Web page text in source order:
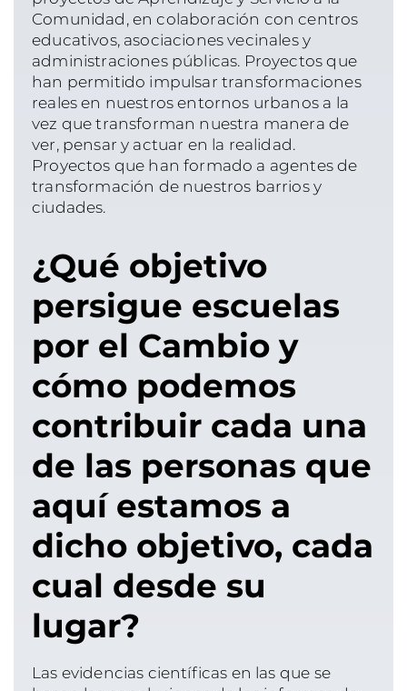
Comunidad, en colaboración con centros
educativos, asociaciones vecinales y
administraciones públicas. Proyectos que
han permitido impulsar transformaciones
reales en nuestros entornos urbanos a la
vez que transforman nuestra manera de
ver, pensar y actuar en la realidad.
Proyectos que han formado a agentes de
transformación de nuestros barrios y
ciudades.
¿Qué objetivo
persigue escuelas
por el Cambio y
cómo podemos
contribuir cada una
de las personas que
aquí estamos a
dicho objetivo, cada
cual desde su
lugar?
Las evidencias científicas en las que se